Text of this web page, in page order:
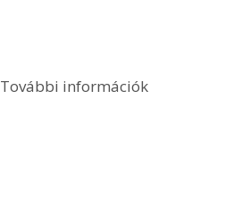
További információk